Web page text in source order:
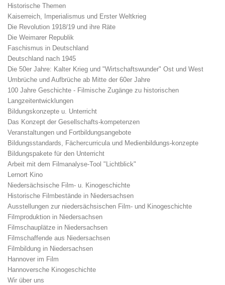
Historische Themen
Kaiserreich, Imperialismus und Erster Weltkrieg
Die Revolution 1918/19 und ihre Räte
Die Weimarer Republik
Faschismus in Deutschland
Deutschland nach 1945
Die 50er Jahre: Kalter Krieg und "Wirtschaftswunder" Ost und West
Umbrüche und Aufbrüche ab Mitte der 60er Jahre
100 Jahre Geschichte - Filmische Zugänge zu historischen
Langzeitentwicklungen
Bildungskonzepte u. Unterricht
Das Konzept der Gesellschafts-kompetenzen
Veranstaltungen und Fortbildungsangebote
Bildungsstandards, Fächercurricula und Medienbildungs-konzepte
Bildungspakete für den Unterricht
Arbeit mit dem Filmanalyse-Tool "Lichtblick"
Lernort Kino
Niedersächsische Film- u. Kinogeschichte
Historische Filmbestände in Niedersachsen
Ausstellungen zur niedersächsischen Film- und Kinogeschichte
Filmproduktion in Niedersachsen
Filmschauplätze in Niedersachsen
Filmschaffende aus Niedersachsen
Filmbildung in Niedersachsen
Hannover im Film
Hannoversche Kinogeschichte
Wir über uns